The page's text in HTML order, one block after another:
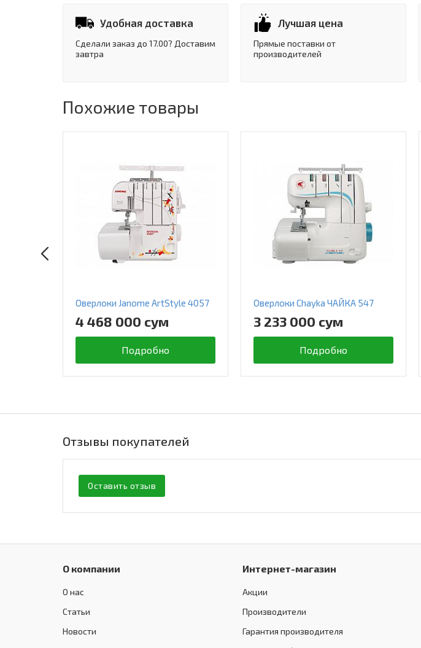
Удобная доставка
Сделали заказ до 17.00? Доставим
завтра
Лучшая цена
Прямые поставки от
производителей
Похожие товары
Оверлоки Janome ArtStyle 4057
4 468 000 сум
Подробно
Оверлоки Chayka ЧАЙКА 547
3 233 000 сум
Подробно
Отзывы покупателей
Оставить отзыв
О компании
О нас
Статьи
Новости
Интернет-магазин
Акции
Производители
Гарантия производителя